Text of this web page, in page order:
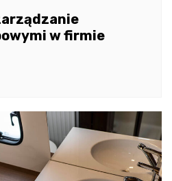
w firmie